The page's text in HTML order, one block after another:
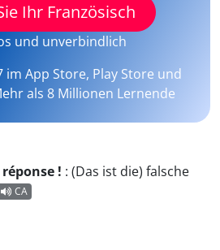
Ihr Französisch
und unverbindlich
im App Store, Play Store und
als 8 Millionen Lernende
! : (Das ist die) falsche
CA